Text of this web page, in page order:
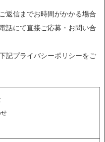
返信までお時間がかかる場合
話にて直接ご応募・お問い合
記プライバシーポリシーをご
せ